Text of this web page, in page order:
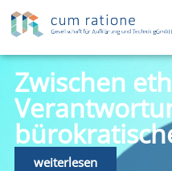
Zwischen
weiterlesen